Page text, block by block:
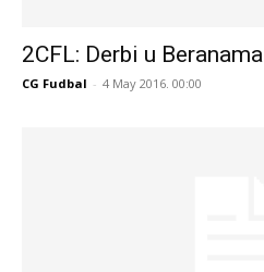
2CFL: Derbi u Beranama
CG Fudbal - 4 May 2016. 00:00